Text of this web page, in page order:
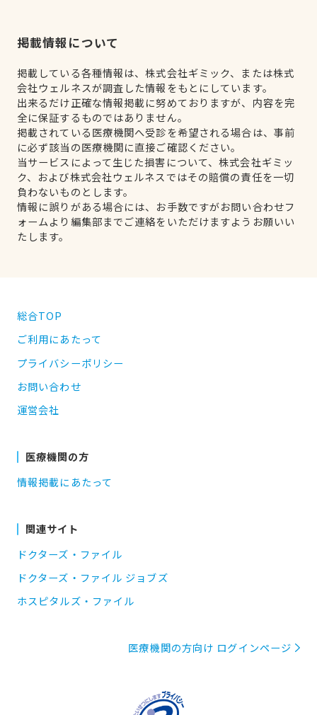
掲載情報について
掲載している各種情報は、株式会社ギミック、または株式
会社ウェルネスが調査した情報をもとにしています。
出来るだけ正確な情報掲載に努めておりますが、内容を完
全に保証するものではありません。
掲載されている医療機関へ受診を希望される場合は、事前
に必ず該当の医療機関に直接ご確認ください。
当サービスによって生じた損害について、株式会社ギミッ
ク、および株式会社ウェルネスではその賠償の責任を一切
負わないものとします。
情報に誤りがある場合には、お手数ですがお問い合わせフ
ォームより編集部までご連絡をいただけますようお願いい
たします。
総合TOP
ご利用にあたって
プライバシーポリシー
お問い合わせ
運営会社
医療機関の方
情報掲載にあたって
関連サイト
ドクターズ・ファイル
ドクターズ・ファイル ジョブズ
ホスピタルズ・ファイル
医療機関の方向け ログインページ